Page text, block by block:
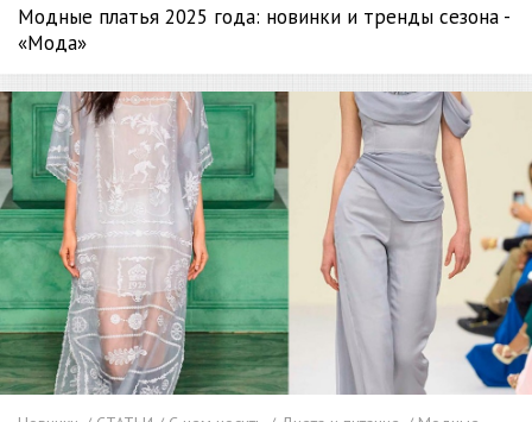
Модные платья 2025 года: новинки и тренды сезона -
«Мода»